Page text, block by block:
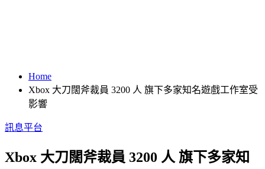
Home
Xbox 大刀闊斧裁員 3200 人 旗下多家知名遊戲工作室受
影響
訊息平台
Xbox 大刀闊斧裁員 3200 人 旗下多家知